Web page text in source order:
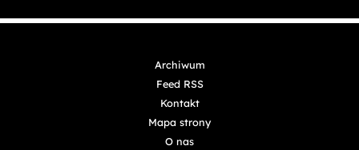
Archiwum
Feed RSS
Kontakt
Mapa strony
O nas